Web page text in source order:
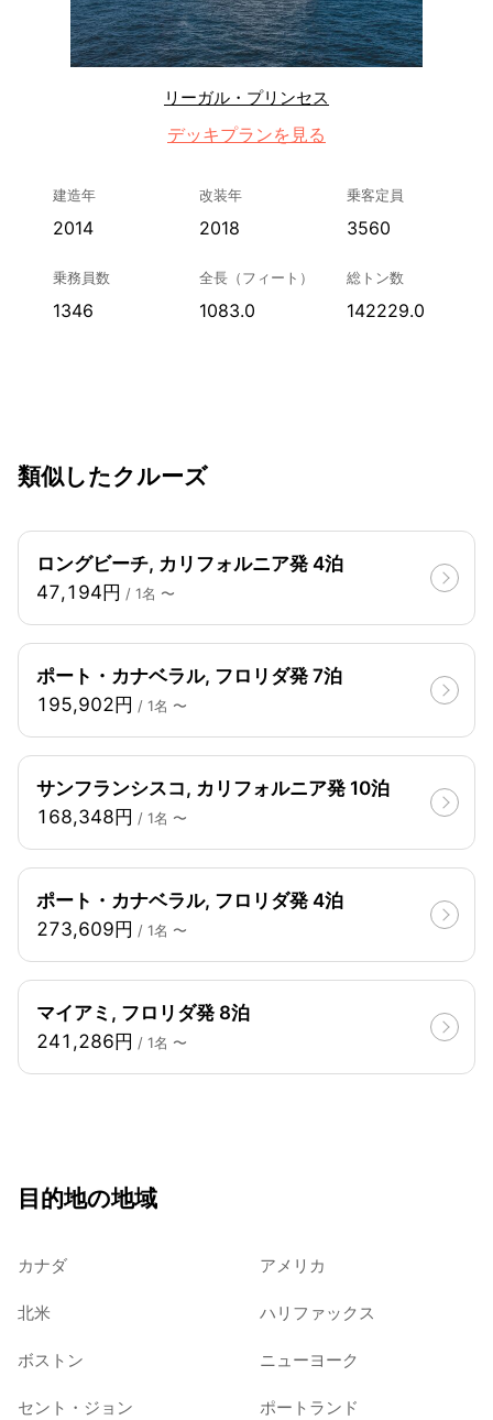
リーガル・プリンセス
デッキプランを見る
建造年
2014
改装年
2018
乗客定員
3560
乗務員数
1346
全長（フィート）
1083.0
総トン数
142229.0
類似したクルーズ
ロングビーチ, カリフォルニア発 4泊
47,194円 / 1名 〜
ポート・カナベラル, フロリダ発 7泊
195,902円 / 1名 〜
サンフランシスコ, カリフォルニア発 10泊
168,348円 / 1名 〜
ポート・カナベラル, フロリダ発 4泊
273,609円 / 1名 〜
マイアミ, フロリダ発 8泊
241,286円 / 1名 〜
目的地の地域
カナダ アメリカ
北米 ハリファックス
ボストン ニューヨーク
セント・ジョン ポートランド